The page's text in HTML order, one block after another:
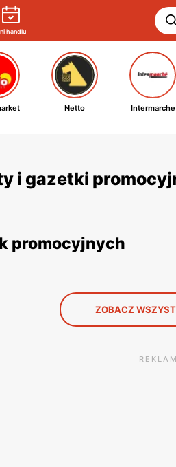
handlu
Netto Intermarche
i gazetki
promocyjnych
ZOBACZ